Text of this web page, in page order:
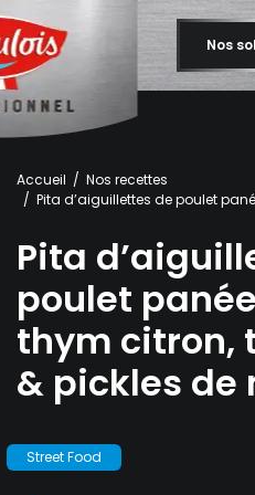
Nos
Accueil
Nos recettes
Pita d’aiguillettes de poulet
Pita
poulet
thym citron,
& pickles de
Street Food